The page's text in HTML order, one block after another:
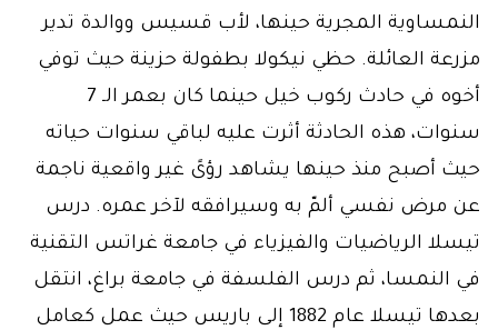
النمساوية المجرية حينها، لأب قسيس ووالدة تدير
مزرعة العائلة. حظي نيكولا بطفولة حزينة حيث توفي
أخوه في حادث ركوب خيل حينما كان بعمر الـ 7
سنوات، هذه الحادثة أثرت عليه لباقي سنوات حياته
حيث أصبح منذ حينها يشاهد رؤىً غير واقعية ناجمة
عن مرض نفسي ألمّ به وسيرافقه لآخر عمره. درس
تيسلا الرياضيات والفيزياء في جامعة غراتس التقنية
في النمسا، ثم درس الفلسفة في جامعة براغ، انتقل
بعدها تيسلا عام 1882 إلى باريس حيث عمل كعامل